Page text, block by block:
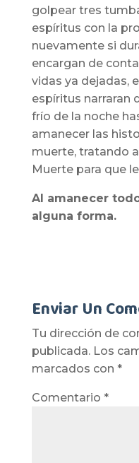
golpear tres
espíritus con la
nuevamente si
encargan de
vidas ya dejadas,
espíritus narraran
frío de la noche
amanecer las
muerte, tratando
Muerte para que
Al amanecer
alguna forma.
Enviar Un
Tu dirección de
publicada. Los
marcados con *
Comentario *